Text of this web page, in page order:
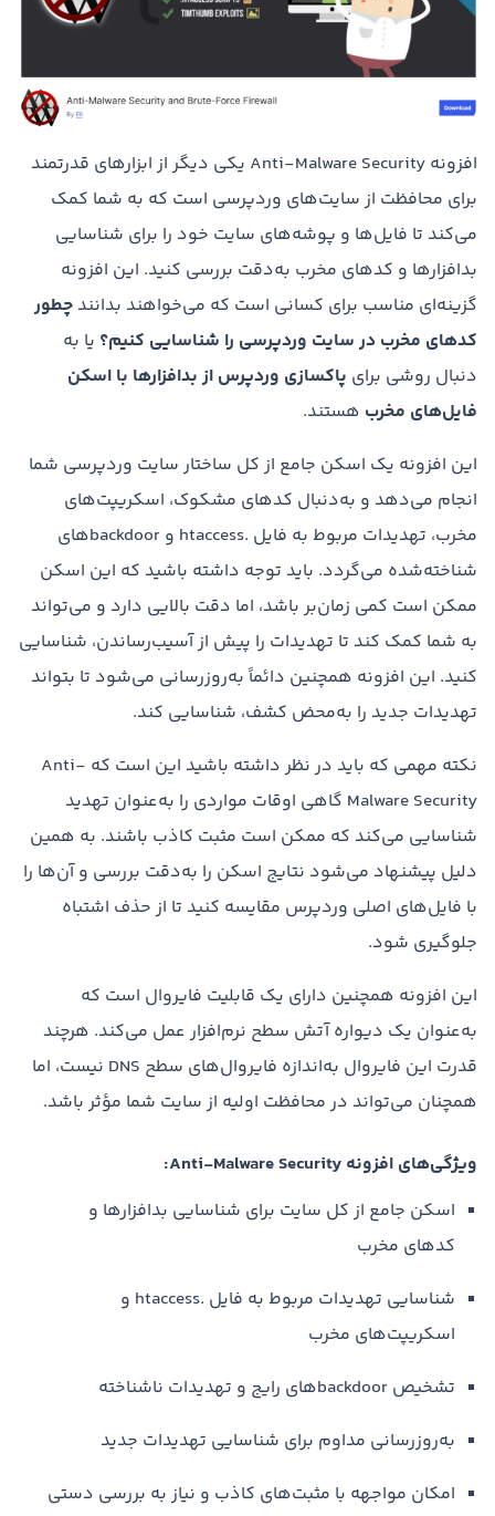
افزونه Anti-Malware Security یکی دیگر از ابزارهای قدرتمند
برای محافظت از سایت‌های وردپرسی است که به شما کمک
می‌کند تا فایل‌ها و پوشه‌های سایت خود را برای شناسایی
بدافزارها و کدهای مخرب به‌دقت بررسی کنید. این افزونه
گزینه‌ای مناسب برای کسانی است که می‌خواهند بدانند چطور
کدهای مخرب در سایت وردپرسی را شناسایی کنیم؟یا به
دنبال روشی برای پاکسازی وردپرس از بدافزارها با اسکن
فایل‌های مخربهستند.
این افزونه یک اسکن جامع از کل ساختار سایت وردپرسی شما
انجام می‌دهد و به‌دنبال کدهای مشکوک، اسکریپت‌های
مخرب، تهدیدات مربوط به فایل .htaccess و backdoorهای
شناخته‌شده می‌گردد. باید توجه داشته باشید که این اسکن
ممکن است کمی زمان‌بر باشد، اما دقت بالایی دارد و می‌تواند
به شما کمک کند تا تهدیدات را پیش از آسیب‌رساندن، شناسایی
کنید. این افزونه همچنین دائماً به‌روزرسانی می‌شود تا بتواند
تهدیدات جدید را به‌محض کشف، شناسایی کند.
نکته مهمی که باید در نظر داشته باشید این است که Anti-
Malware Security گاهی اوقات مواردی را به‌عنوان تهدید
شناسایی می‌کند که ممکن است مثبت کاذب باشند. به همین
دلیل پیشنهاد می‌شود نتایج اسکن را به‌دقت بررسی و آن‌ها را
با فایل‌های اصلی وردپرس مقایسه کنید تا از حذف اشتباه
جلوگیری شود.
این افزونه همچنین دارای یک قابلیت فایروال است که
به‌عنوان یک دیواره آتش سطح نرم‌افزار عمل می‌کند. هرچند
قدرت این فایروال به‌اندازه فایروال‌های سطح DNS نیست، اما
همچنان می‌تواند در محافظت اولیه از سایت شما مؤثر باشد.
ویژگی‌های افزونه Anti-Malware Security:
اسکن جامع از کل سایت برای شناسایی بدافزارها و
کدهای مخرب
شناسایی تهدیدات مربوط به فایل .htaccess و
اسکریپت‌های مخرب
تشخیص backdoorهای رایج و تهدیدات ناشناخته
به‌روزرسانی مداوم برای شناسایی تهدیدات جدید
امکان مواجهه با مثبت‌های کاذب و نیاز به بررسی دستی